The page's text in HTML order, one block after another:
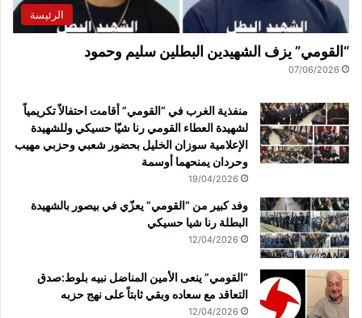
الرئيسة
“القومي” يزف الشهيدين البطلين سليم وحمود
07/06/2026
منفذية الغرب في “القومي” أقامت احتفالاً تكريمياً
لشهيدة العطاء القومي رنا شيّا حسيكي وللشهيدة
الإعلامية سوزان الخليل بحضور شعبي وحزبي مهيب
وحردان يمنحهما أوسمة
19/04/2026
وفد كبير من “القومي” يعزّي في بيصور بالشهيدة
البطلة رنا شيا حسيكي
12/04/2026
“القومي” ينعى الأمين المناضل نبيه بلوط:صدق
التعاقد مع سعاده وبقي ثابتاً على نهج حزبه
12/04/2026